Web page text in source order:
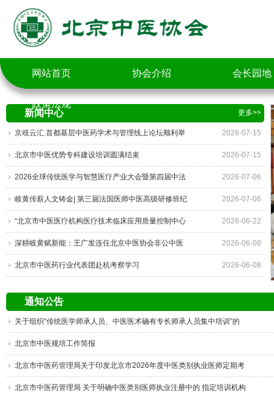
网站首页 协会介绍 会长园地
政策法规
新闻中心
更多>>
京歧云汇.首都基层中医药学术与管理线上论坛顺利举
办
2026-07-15
北京市中医优势专科建设培训圆满结束 2026-07-15
2026全球传统医学与智慧医疗产业大会暨第四届中法
医学国际交流会高峰对话嘉宾观点集锦
2026-07-06
岐黄传薪人文铸金| 第三届法国医师中医高级研修班纪
实
2026-07-06
“北京市中医医疗机构医疗技术临床应用质量控制中心
通报会”在北京召开
2026-06-22
深耕岐黄赋新能：王广发连任北京中医协会非公中医
医疗机构工委会主委，绘就五年高质量发展蓝图
2026-06-08
北京市中医药行业代表团赴杭考察学习 2026-06-08
通知公告
关于组织“传统医学师承人员、中医医术确有专长师承人员集中培训”的
通知
北京市中医规培工作简报
北京市中医药管理局关于印发北京市2026年度中医类别执业医师定期考
核工作方案的通知
北京市中医药管理局 关于明确中医类别医师执业注册中的 指定培训机构